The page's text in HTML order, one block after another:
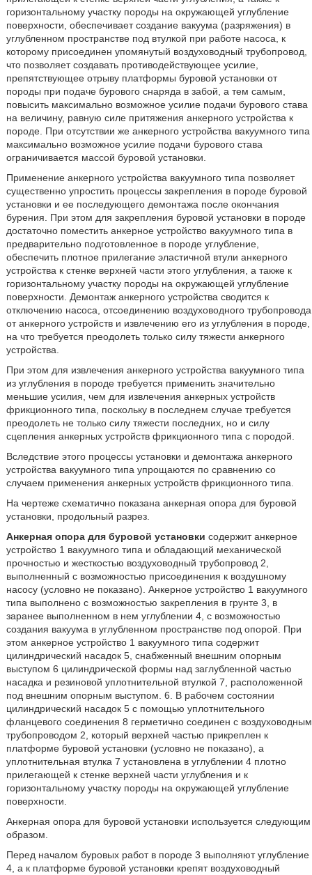
горизонтальному участку породы на окружающей углубление
поверхности, обеспечивает создание вакуума (разряжения) в
углубленном пространстве под втулкой при работе насоса, к
которому присоединен упомянутый воздуховодный трубопровод,
что позволяет создавать противодействующее усилие,
препятствующее отрыву платформы буровой установки от
породы при подаче бурового снаряда в забой, а тем самым,
повысить максимально возможное усилие подачи бурового става
на величину, равную силе притяжения анкерного устройства к
породе. При отсутствии же анкерного устройства вакуумного типа
максимально возможное усилие подачи бурового става
ограничивается массой буровой установки.
Применение анкерного устройства вакуумного типа позволяет
существенно упростить процессы закрепления в породе буровой
установки и ее последующего демонтажа после окончания
бурения. При этом для закрепления буровой установки в породе
достаточно поместить анкерное устройство вакуумного типа в
предварительно подготовленное в породе углубление,
обеспечить плотное прилегание эластичной втули анкерного
устройства к стенке верхней части этого углубления, а также к
горизонтальному участку породы на окружающей углубление
поверхности. Демонтаж анкерного устройства сводится к
отключению насоса, отсоединению воздуховодного трубопровода
от анкерного устройств и извлечению его из углубления в породе,
на что требуется преодолеть только силу тяжести анкерного
устройства.
При этом для извлечения анкерного устройства вакуумного типа
из углубления в породе требуется применить значительно
меньшие усилия, чем для извлечения анкерных устройств
фрикционного типа, поскольку в последнем случае требуется
преодолеть не только силу тяжести последних, но и силу
сцепления анкерных устройств фрикционного типа с породой.
Вследствие этого процессы установки и демонтажа анкерного
устройства вакуумного типа упрощаются по сравнению со
случаем применения анкерных устройств фрикционного типа.
На чертеже схематично показана анкерная опора для буровой
установки, продольный разрез.
Анкерная опора для буровой установки содержит анкерное
устройство 1 вакуумного типа и обладающий механической
прочностью и жесткостью воздуховодный трубопровод 2,
выполненный с возможностью присоединения к воздушному
насосу (условно не показано). Анкерное устройство 1 вакуумного
типа выполнено с возможностью закрепления в грунте 3, в
заранее выполненном в нем углублении 4, с возможностью
создания вакуума в углубленном пространстве под опорой. При
этом анкерное устройство 1 вакуумного типа содержит
цилиндрический насадок 5, снабженный внешним опорным
выступом 6 цилиндрической формы над заглубленной частью
насадка и резиновой уплотнительной втулкой 7, расположенной
под внешним опорным выступом. 6. В рабочем состоянии
цилиндрический насадок 5 с помощью уплотнительного
фланцевого соединения 8 герметично соединен с воздуховодным
трубопроводом 2, который верхней частью прикреплен к
платформе буровой установки (условно не показано), а
уплотнительная втулка 7 установлена в углублении 4 плотно
прилегающей к стенке верхней части углубления и к
горизонтальному участку породы на окружающей углубление
поверхности.
Анкерная опора для буровой установки используется следующим
образом.
Перед началом буровых работ в породе 3 выполняют углубление
4, а к платформе буровой установки крепят воздуховодный